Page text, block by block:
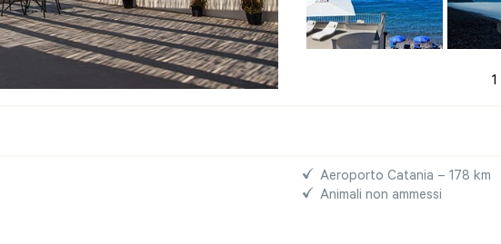
1
Aeroporto Catania – 178 km
Animali non ammessi